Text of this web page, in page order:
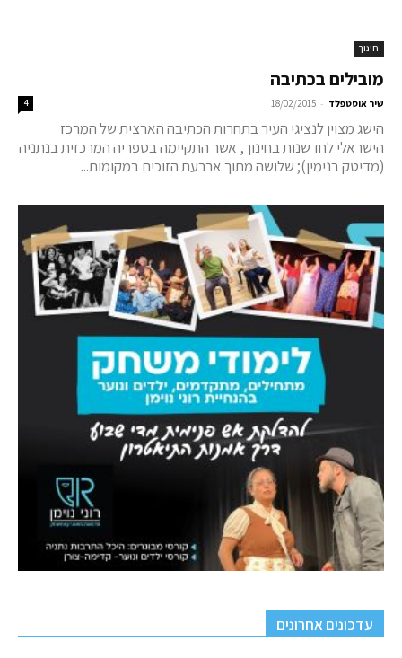
חינוך
מובילים בכתיבה
שיר אוסטפלד -
18/02/2015
4
הישג מצוין לנציגי העיר בתחרות הכתיבה הארצית של המרכז
הישראלי לחדשנות בחינוך, אשר התקיימה בספריה המרכזית בנתניה
(מדיטק בנימין); שלושה מתוך ארבעת הזוכים במקומות...
עדכונים אחרונים